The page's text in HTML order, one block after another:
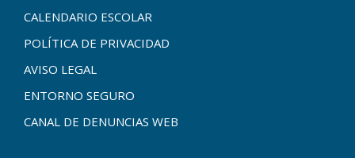
CALENDARIO ESCOLAR
POLÍTICA DE PRIVACIDAD
AVISO LEGAL
ENTORNO SEGURO
CANAL DE DENUNCIAS WEB